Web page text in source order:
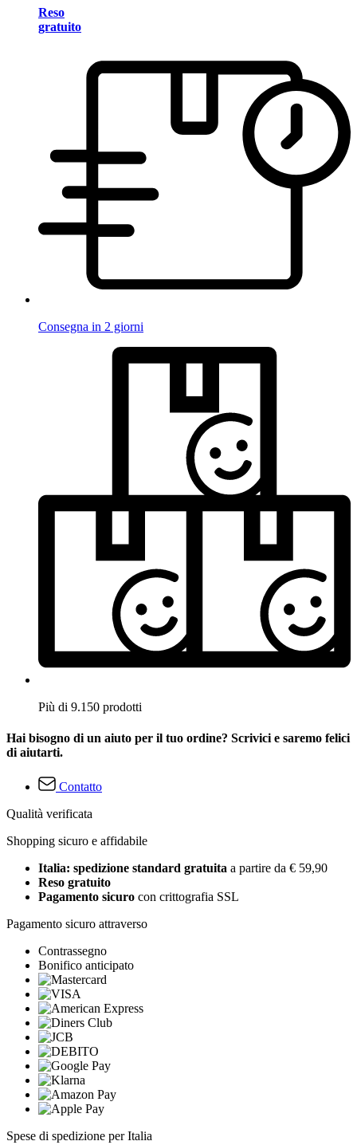
Reso
gratuito
Consegna in 2 giorni
Più di 9.150 prodotti
Hai bisogno di un aiuto per il tuo ordine? Scrivici e saremo felici
di aiutarti.
Contatto
Qualità verificata
Shopping sicuro e affidabile
Italia: spedizione standard gratuita a partire da € 59,90
Reso gratuito
Pagamento sicuro con crittografia SSL
Pagamento sicuro attraverso
Contrassegno
Bonifico anticipato
Spese di spedizione per Italia